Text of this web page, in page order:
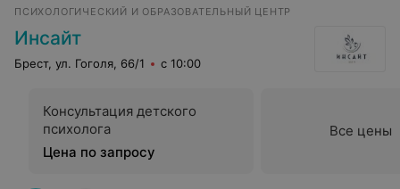
ПСИХОЛОГИЧЕСКИЙ И ОБРАЗОВАТЕЛЬНЫЙ ЦЕНТР
Инсайт
Брест, ул. Гоголя, 66/1 с 10:00
Консультация детского
психолога
Цена по запросу
Все цены